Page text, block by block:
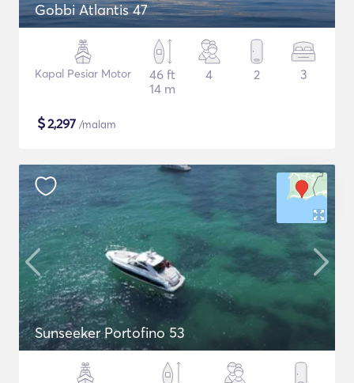
Gobbi Atlantis 47
Kapal Pesiar Motor
46 ft
14 m
4 2 3
$2,297 /malam
Sunseeker Portofino 53